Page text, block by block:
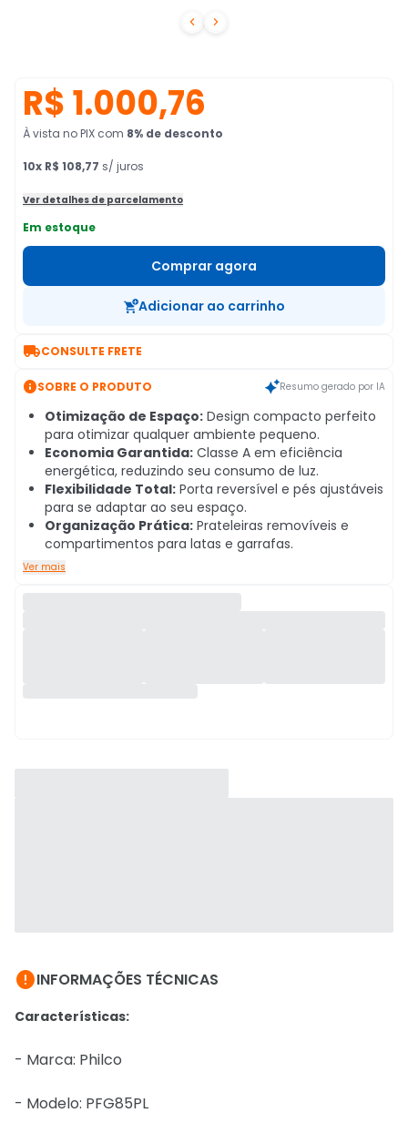
 
R$ 1.000,76
À vista no PIX com 8% de desconto
10x R$ 108,77 s/ juros
Ver detalhes de parcelamento
Em estoque
Comprar agora
Adicionar ao carrinho
CONSULTE FRETE
SOBRE O PRODUTO Resumo gerado por IA
Otimização de Espaço: Design compacto perfeito
para otimizar qualquer ambiente pequeno.
Economia Garantida: Classe A em eficiência
energética, reduzindo seu consumo de luz.
Flexibilidade Total: Porta reversível e pés ajustáveis
para se adaptar ao seu espaço.
Organização Prática: Prateleiras removíveis e
compartimentos para latas e garrafas.
Ver mais
INFORMAÇÕES TÉCNICAS
Características:
- Marca: Philco
- Modelo: PFG85PL